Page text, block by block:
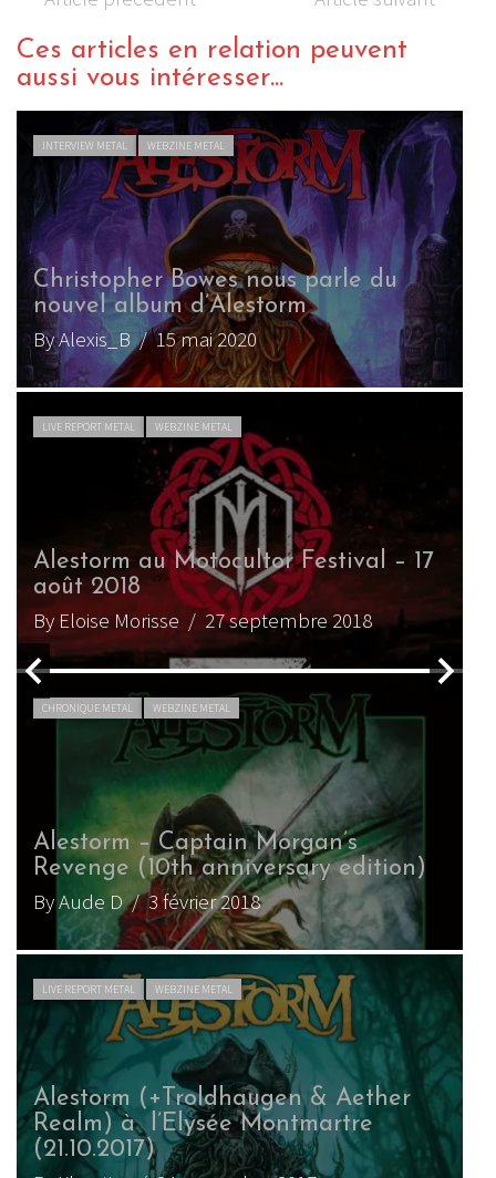
Ces articles en relation peuvent
aussi vous intéresser...
INTERVIEW METAL WEBZINE METAL
Christopher Bowes nous parle du
nouvel album d’Alestorm
By Alexis_B / 15 mai 2020
LIVE REPORT METAL WEBZINE METAL
Alestorm au Motocultor Festival – 17
août 2018
By Eloise Morisse / 27 septembre 2018
CHRONIQUE METAL WEBZINE METAL
Alestorm – Captain Morgan’s
Revenge (10th anniversary edition)
By Aude D/ 3 février 2018
LIVE REPORT METAL WEBZINE METAL
Alestorm (+Troldhaugen & Aether
Realm) à l’Elysée Montmartre
(21.10.2017)